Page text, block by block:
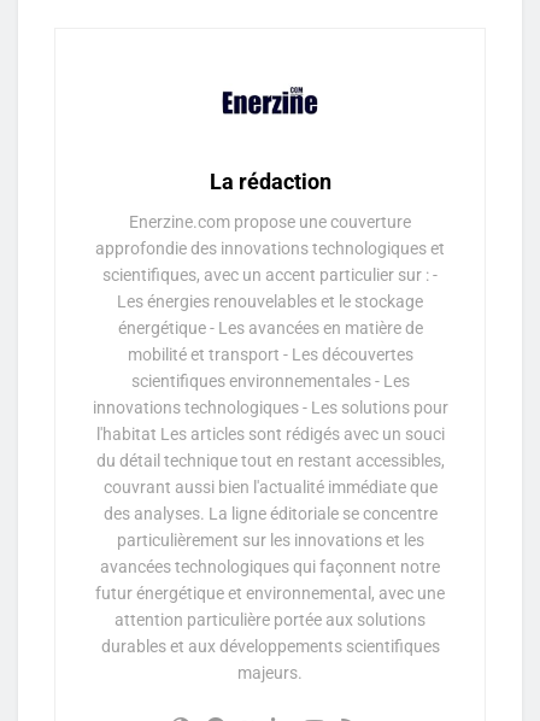
La rédaction
Enerzine.com propose une couverture
approfondie des innovations technologiques et
scientifiques, avec un accent particulier sur : -
Les énergies renouvelables et le stockage
énergétique - Les avancées en matière de
mobilité et transport - Les découvertes
scientifiques environnementales - Les
innovations technologiques - Les solutions pour
l'habitat Les articles sont rédigés avec un souci
du détail technique tout en restant accessibles,
couvrant aussi bien l'actualité immédiate que
des analyses. La ligne éditoriale se concentre
particulièrement sur les innovations et les
avancées technologiques qui façonnent notre
futur énergétique et environnemental, avec une
attention particulière portée aux solutions
durables et aux développements scientifiques
majeurs.